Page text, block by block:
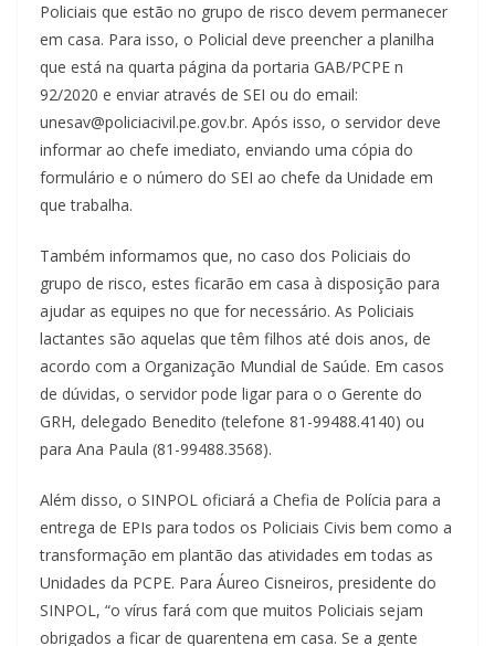
Policiais que estão no grupo de risco devem permanecer
em casa. Para isso, o Policial deve preencher a planilha
que está na quarta página da portaria GAB/PCPE n
92/2020 e enviar através de SEI ou do email:
unesav@policiacivil.pe.gov.br. Após isso, o servidor deve
informar ao chefe imediato, enviando uma cópia do
formulário e o número do SEI ao chefe da Unidade em
que trabalha.
Também informamos que, no caso dos Policiais do
grupo de risco, estes ficarão em casa à disposição para
ajudar as equipes no que for necessário. As Policiais
lactantes são aquelas que têm filhos até dois anos, de
acordo com a Organização Mundial de Saúde. Em casos
de dúvidas, o servidor pode ligar para o o Gerente do
GRH, delegado Benedito (telefone 81-99488.4140) ou
para Ana Paula (81-99488.3568).
Além disso, o SINPOL oficiará a Chefia de Polícia para a
entrega de EPIs para todos os Policiais Civis bem como a
transformação em plantão das atividades em todas as
Unidades da PCPE. Para Áureo Cisneiros, presidente do
SINPOL, “o vírus fará com que muitos Policiais sejam
obrigados a ficar de quarentena em casa. Se a gente